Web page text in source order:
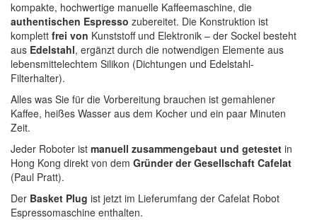
kompakte, hochwertige manuelle Kaffeemaschine, die
authentischen Espresso zubereitet. Die Konstruktion ist
komplett frei von Kunststoff und Elektronik – der Sockel besteht
aus Edelstahl, ergänzt durch die notwendigen Elemente aus
lebensmittelechtem Silikon (Dichtungen und Edelstahl-
Filterhalter).
Alles was Sie für die Vorbereitung brauchen ist gemahlener
Kaffee, heißes Wasser aus dem Kocher und ein paar Minuten
Zeit.
Jeder Roboter ist manuell zusammengebaut und getestet in
Hong Kong direkt von dem Gründer der Gesellschaft Cafelat
(Paul Pratt).
Der Basket Plug ist jetzt im Lieferumfang der Cafelat Robot
Espressomaschine enthalten.